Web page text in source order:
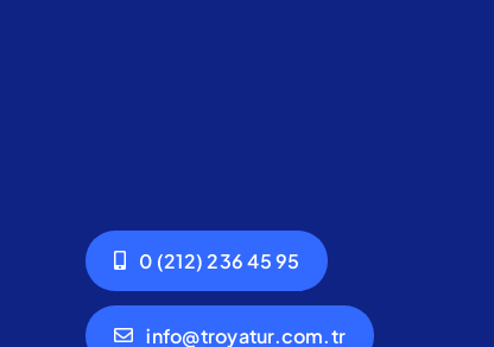
0 (212) 236 45 95
info@troyatur.com.tr